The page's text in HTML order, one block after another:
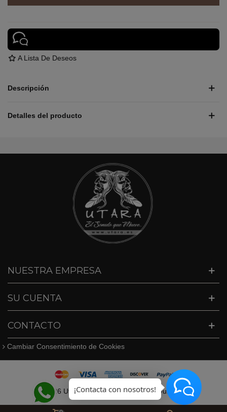
A Lista De Deseos
Descripción
Detalles del producto
NUESTRA EMPRESA
SU CUENTA
CONTACTO
Cambiar Consentimiento de Cookies
© 2026 Utara · Tel. 627409747 · info@utara.es
¡Contacta con nosotros!